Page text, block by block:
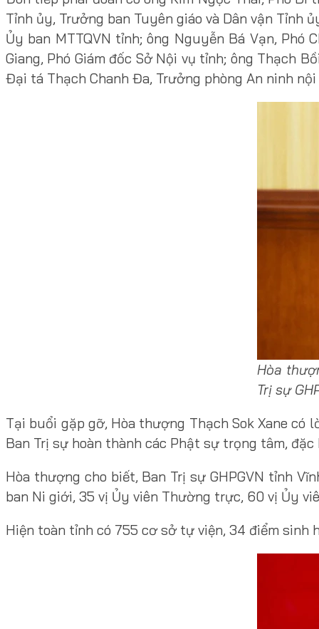
Tỉnh ủy, Trưởng ban Tuyên giáo và Dân vận Tỉnh
Ủy ban MTTQVN tỉnh; ông Nguyễn Bá Vạn, Phó
Giang, Phó Giám đốc Sở Nội vụ tỉnh; ông Thạch
Đại tá Thạch Chanh Đa, Trưởng phòng An ninh
Hòa
Trị sự
Tại buổi gặp gỡ, Hòa thượng Thạch Sok Xane
Ban Trị sự hoàn thành các Phật sự trọng tâm,
Hòa thượng cho biết, Ban Trị sự GHPGVN tỉnh
ban Ni giới, 35 vị Ủy viên Thường trực, 60 vị Ủy
Hiện toàn tỉnh có 755 cơ sở tự viện, 34 điểm